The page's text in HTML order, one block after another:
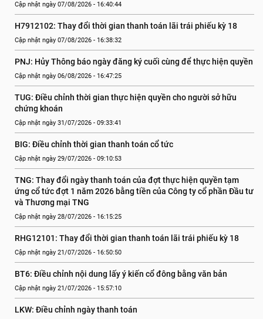
Cập nhật ngày 07/08/2026 - 16:40:44
H7912102: Thay đổi thời gian thanh toán lãi trái phiếu kỳ 18
Cập nhật ngày 07/08/2026 - 16:38:32
PNJ: Hủy Thông báo ngày đăng ký cuối cùng để thực hiện quyền
Cập nhật ngày 06/08/2026 - 16:47:25
TUG: Điều chỉnh thời gian thực hiện quyền cho người sở hữu
chứng khoán
Cập nhật ngày 31/07/2026 - 09:33:41
BIG: Điều chỉnh thời gian thanh toán cổ tức
Cập nhật ngày 29/07/2026 - 09:10:53
TNG: Thay đổi ngày thanh toán của đợt thực hiện quyền tạm
ứng cổ tức đợt 1 năm 2026 bằng tiền của Công ty cổ phần Đầu tư
và Thương mại TNG
Cập nhật ngày 28/07/2026 - 16:15:25
RHG12101: Thay đổi thời gian thanh toán lãi trái phiếu kỳ 18
Cập nhật ngày 21/07/2026 - 16:50:50
BT6: Điều chỉnh nội dung lấy ý kiến cổ đông bằng văn bản
Cập nhật ngày 21/07/2026 - 15:57:10
LKW: Điều chỉnh ngày thanh toán